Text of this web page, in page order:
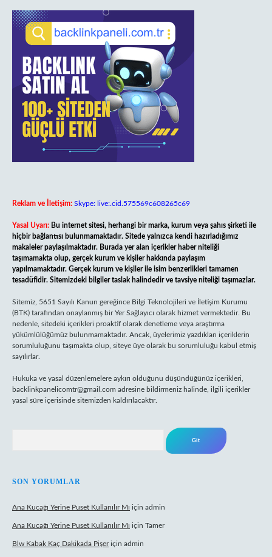
Reklam ve İletişim: Skype: live:.cid.575569c608265c69
Yasal Uyarı: Bu internet sitesi, herhangi bir marka, kurum veya şahıs şirketi ile
hiçbir bağlantısı bulunmamaktadır. Sitede yalnızca kendi hazırladığımız
makaleler paylaşılmaktadır. Burada yer alan içerikler haber niteliği
taşımamakta olup, gerçek kurum ve kişiler hakkında paylaşım
yapılmamaktadır. Gerçek kurum ve kişiler ile isim benzerlikleri tamamen
tesadüfidir. Sitemizdeki bilgiler taslak halindedir ve tavsiye niteliği taşımazlar.
Sitemiz, 5651 Sayılı Kanun gereğince Bilgi Teknolojileri ve İletişim Kurumu
(BTK) tarafından onaylanmış bir Yer Sağlayıcı olarak hizmet vermektedir. Bu
nedenle, sitedeki içerikleri proaktif olarak denetleme veya araştırma
yükümlülüğümüz bulunmamaktadır. Ancak, üyelerimiz yazdıkları içeriklerin
sorumluluğunu taşımakta olup, siteye üye olarak bu sorumluluğu kabul etmiş
sayılırlar.
Hukuka ve yasal düzenlemelere aykırı olduğunu düşündüğünüz içerikleri,
backlinkpanelicomtr@gmail.com adresine bildirmeniz halinde, ilgili içerikler
yasal süre içerisinde sitemizden kaldırılacaktır.
SON YORUMLAR
Ana Kucağı Yerine Puset Kullanılır Mı için admin
Ana Kucağı Yerine Puset Kullanılır Mı için Tamer
Blw Kabak Kaç Dakikada Pişeriçin admin